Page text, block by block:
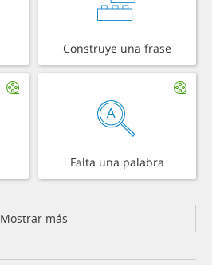
Construye una frase
Falta una palabra
Mostrar más